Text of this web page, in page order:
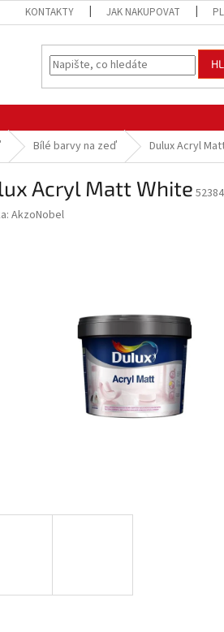
KONTAKTY JAK NAKUPOVAT
Bílé barvy na zeď Dulux Acryl
Acryl Matt White
AkzoNobel